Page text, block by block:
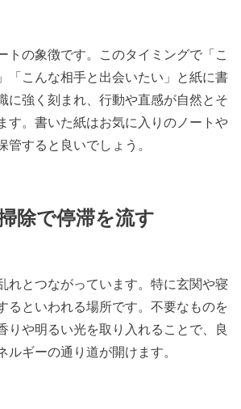
トの象徴です。このタイミングで「こ
「こんな相手と出会いたい」と紙に書
に強く刻まれ、行動や直感が自然とそ
す。書いた紙はお気に入りのノートや
管すると良いでしょう。
除で停滞を流す
れとつながっています。特に玄関や寝
るといわれる場所です。不要なものを
りや明るい光を取り入れることで、良
ルギーの通り道が開けます。